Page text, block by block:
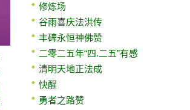
修炼场
谷雨喜庆法洪传
丰碑永恒神佛赞
二零二五年“四.二五”有感
清明天地正法成
快醒
勇者之路赞